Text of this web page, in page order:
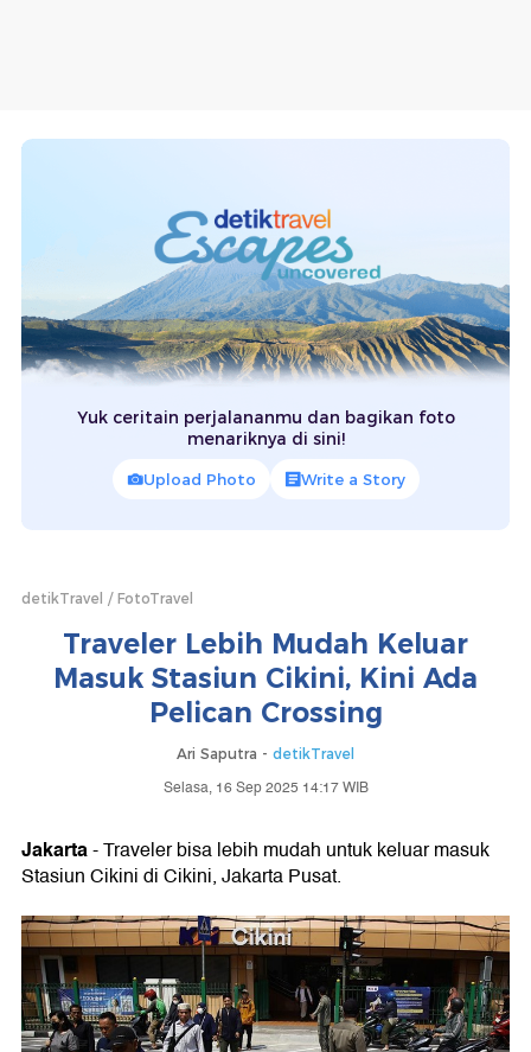
Yuk ceritain perjalananmu dan bagikan foto
menariknya di sini!
Upload Photo Write a Story
detikTravel FotoTravel
Traveler Lebih Mudah Keluar
Masuk Stasiun Cikini, Kini Ada
Pelican Crossing
Ari Saputra - detikTravel
Selasa, 16 Sep 2025 14:17 WIB
Jakarta- Traveler bisa lebih mudah untuk keluar masuk
Stasiun Cikini di Cikini, Jakarta Pusat.